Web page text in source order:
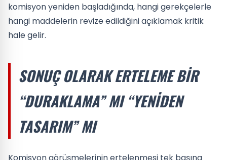
komisyon yeniden başladığında, hangi gerekçelerle
hangi maddelerin revize edildiğini açıklamak kritik
hale gelir.
SONUÇ OLARAK ERTELEME BIR
“DURAKLAMA” MI “YENIDEN
TASARIM” MI
Komisyon görüşmelerinin ertelenmesi tek başına